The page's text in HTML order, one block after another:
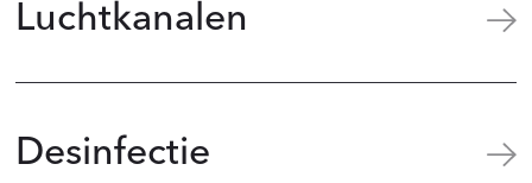
Luchtkanalen
Desinfectie